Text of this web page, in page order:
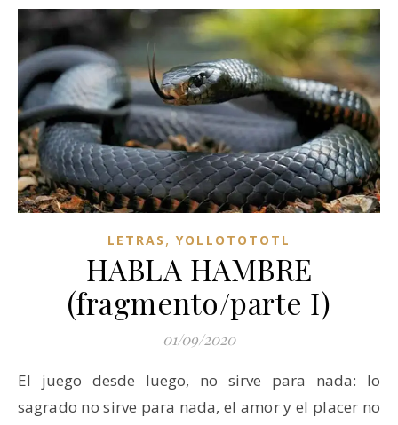
LETRAS ,YOLLOTOTOTL
HABLA HAMBRE
(fragmento/parte I)
01/09/2020
El juego desde luego, no sirve para nada: lo
sagrado no sirve para nada, el amor y el placer no